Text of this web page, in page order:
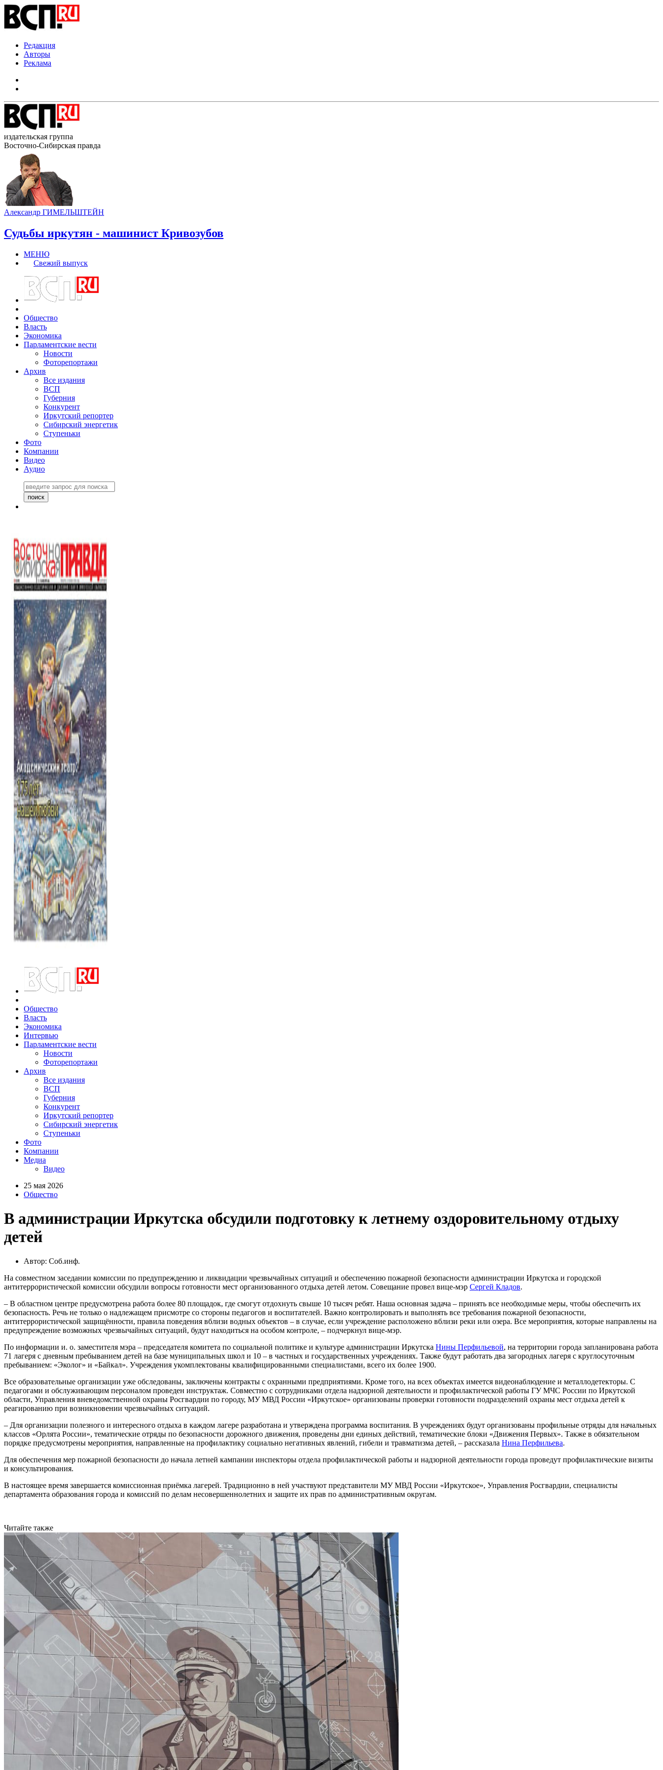
Редакция
Авторы
Реклама
издательская группа
Восточно-Сибирская правда
Александр ГИМЕЛЬШТЕЙН
Судьбы иркутян - машинист Кривозубов
МЕНЮ
Свежий выпуск
Общество
Власть
Экономика
Парламентские вести
Новости
Фоторепортажи
Архив
Все издания
ВСП
Губерния
Конкурент
Иркутский репортер
Сибирский энергетик
Ступеньки
Фото
Компании
Видео
Аудио
Общество
Власть
Экономика
Интервью
Парламентские вести
Новости
Фоторепортажи
Архив
Все издания
ВСП
Губерния
Конкурент
Иркутский репортер
Сибирский энергетик
Ступеньки
Фото
Компании
Медиа
Видео
25 мая 2026
Общество
В администрации Иркутска обсудили подготовку к летнему оздоровительному отдыху
детей
Автор: Соб.инф.
На совместном заседании комиссии по предупреждению и ликвидации чрезвычайных ситуаций и обеспечению пожарной безопасности администрации Иркутска и городской
антитеррористической комиссии обсудили вопросы готовности мест организованного отдыха детей летом. Совещание провел вице-мэр Сергей Кладов.
– В областном центре предусмотрена работа более 80 площадок, где смогут отдохнуть свыше 10 тысяч ребят. Наша основная задача – принять все необходимые меры, чтобы обеспечить их
безопасность. Речь не только о надлежащем присмотре со стороны педагогов и воспитателей. Важно контролировать и выполнять все требования пожарной безопасности,
антитеррористической защищённости, правила поведения вблизи водных объектов – в случае, если учреждение расположено вблизи реки или озера. Все мероприятия, которые направлены на
предупреждение возможных чрезвычайных ситуаций, будут находиться на особом контроле, – подчеркнул вице-мэр.
По информации и. о. заместителя мэра – председателя комитета по социальной политике и культуре администрации Иркутска Нины Перфильевой, на территории города запланирована работа
71 лагеря с дневным пребыванием детей на базе муниципальных школ и 10 – в частных и государственных учреждениях. Также будут работать два загородных лагеря с круглосуточным
пребыванием: «Эколог» и «Байкал». Учреждения укомплектованы квалифицированными специалистами, всего их более 1900.
Все образовательные организации уже обследованы, заключены контракты с охранными предприятиями. Кроме того, на всех объектах имеется видеонаблюдение и металлодетекторы. С
педагогами и обслуживающим персоналом проведен инструктаж. Совместно с сотрудниками отдела надзорной деятельности и профилактической работы ГУ МЧС России по Иркутской
области, Управления вневедомственной охраны Росгвардии по городу, МУ МВД России «Иркутское» организованы проверки готовности подразделений охраны мест отдыха детей к
реагированию при возникновении чрезвычайных ситуаций.
– Для организации полезного и интересного отдыха в каждом лагере разработана и утверждена программа воспитания. В учреждениях будут организованы профильные отряды для начальных
классов «Орлята России», тематические отряды по безопасности дорожного движения, проведены дни единых действий, тематические блоки «Движения Первых». Также в обязательном
порядке предусмотрены мероприятия, направленные на профилактику социально негативных явлений, гибели и травматизма детей, – рассказала Нина Перфильева.
Для обеспечения мер пожарной безопасности до начала летней кампании инспекторы отдела профилактической работы и надзорной деятельности города проведут профилактические визиты
и консультирования.
В настоящее время завершается комиссионная приёмка лагерей. Традиционно в ней участвуют представители МУ МВД России «Иркутское», Управления Росгвардии, специалисты
департамента образования города и комиссий по делам несовершеннолетних и защите их прав по административным округам.
Читайте также